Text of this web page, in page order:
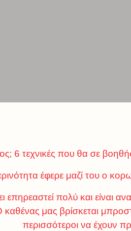
6 τεχνικές που θα σε
έφερε μαζί του ο
επηρεαστεί πολύ και είναι
καθένας μας βρίσκεται
περισσότεροι να έχουν